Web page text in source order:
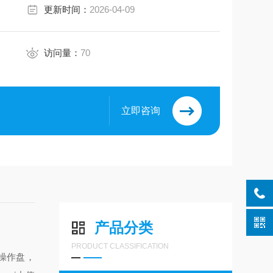
更新时间： 2026-04-09
访问量： 70
立即咨询
产品分类
PRODUCT CLASSIFICATION
盘，